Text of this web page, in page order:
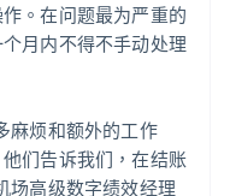
。在问题最为严重的
月内不得不手动处理
麻烦和额外的工作
们告诉我们，在结账
场高级数字绩效经理